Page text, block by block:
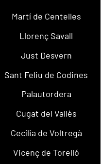
Martí de Centelles
Llorenç Savall
Just Desvern
Sant Feliu de Codines
Palautordera
Cugat del Vallès
Cecília de Voltregà
Vicenç de Torelló